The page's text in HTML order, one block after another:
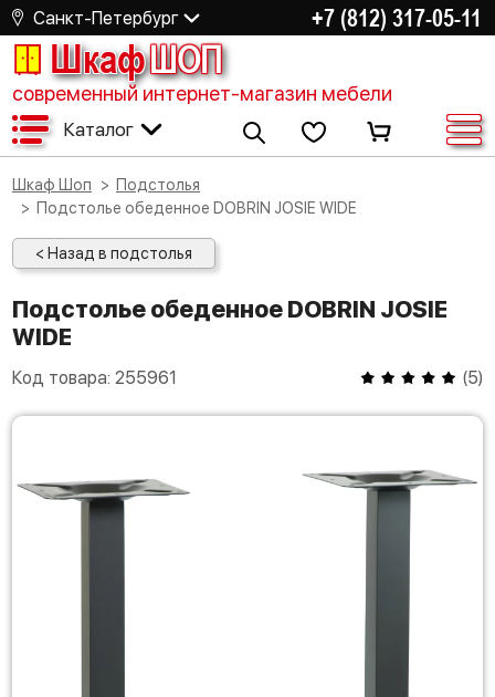
Санкт-Петербург +7 (812) 317-05-11
ШкафШОП
современный интернет-магазин мебели
Каталог
Шкаф Шоп
Подстолья
Подстолье обеденное DOBRIN JOSIE WIDE
< Назад в подстолья
Подстолье обеденное DOBRIN JOSIE
WIDE
Код товара: 255961 (5)